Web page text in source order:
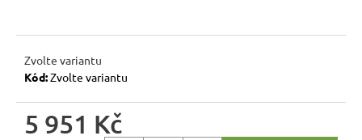
Zvolte variantu
Kód:Zvolte variantu
5 951 Kč
u
m